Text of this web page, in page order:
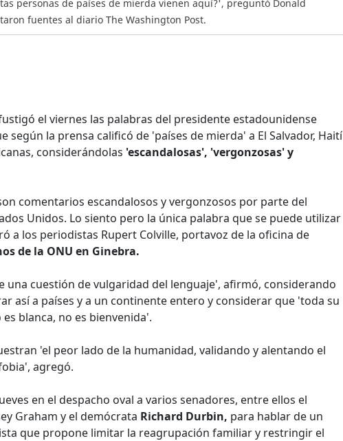
personas de países de mierda vienen aquí?', preguntó Donald
fuentes al diario The Washington Post.
el viernes las palabras del presidente estadounidense
según la prensa calificó de 'países de mierda' a El Salvador, Haití
considerándolas 'escandalosas', 'vergonzosas' y
comentarios escandalosos y vergonzosos por parte del
Unidos. Lo siento pero la única palabra que se puede utilizar
a los periodistas Rupert Colville, portavoz de la oficina de
de la ONU en Ginebra.
una cuestión de vulgaridad del lenguaje', afirmó, considerando
así a países y a un continente entero y considerar que 'toda su
blanca, no es bienvenida'.
'el peor lado de la humanidad, validando y alentando el
agregó.
en el despacho oval a varios senadores, entre ellos el
Graham y el demócrata Richard Durbin, para hablar de un
que propone limitar la reagrupación familiar y restringir el